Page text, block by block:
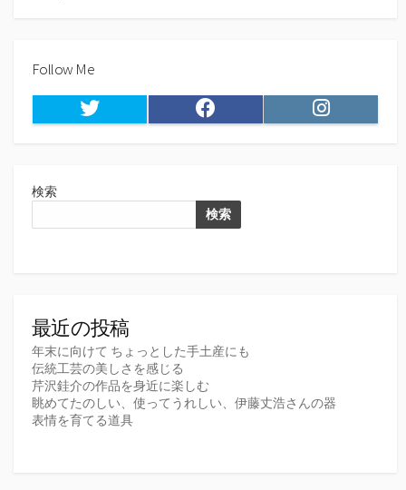
Follow Me
Twitter Facebook Instagram
検索
検索
最近の投稿
年末に向けて ちょっとした手土産にも
伝統工芸の美しさを感じる
芹沢銈介の作品を身近に楽しむ
眺めてたのしい、使ってうれしい、伊藤丈浩さんの器
表情を育てる道具